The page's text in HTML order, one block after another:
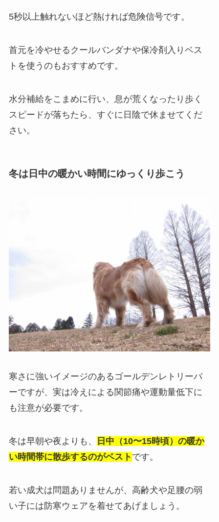
5秒以上触れないほど熱ければ危険信号です。
首元を冷やせるクールバンダナや保冷剤入りベス
トを使うのもおすすめです。
水分補給をこまめに行い、息が荒くなったり歩く
スピードが落ちたら、すぐに日陰で休ませてくだ
さい。
冬は日中の暖かい時間にゆっくり歩こう
寒さに強いイメージのあるゴールデンレトリーバ
ーですが、実は冷えによる関節痛や運動量低下に
も注意が必要です。
冬は早朝や夜よりも、
日中（10〜15時頃）の暖か
い時間帯に散歩するのがベスト です。
若い成犬は問題ありませんが、高齢犬や足腰の弱
い子には防寒ウェアを着せてあげましょう。